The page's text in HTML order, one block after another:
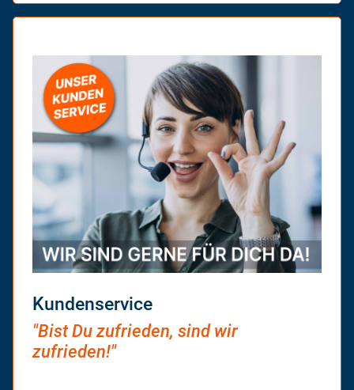
Kundenservice
"Bist Du zufrieden, sind wir
zufrieden!"